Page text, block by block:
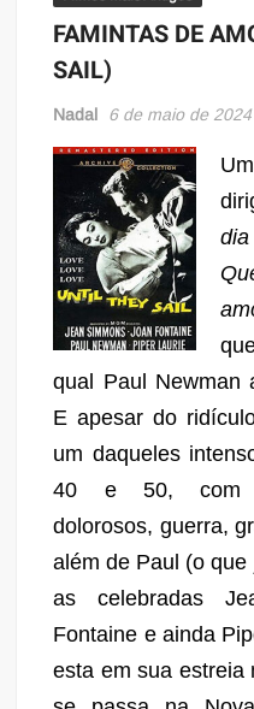
FAMINTAS DE
SAIL)
Nadal 6 de maio de 2024
qual Paul Newman
E apesar do
um daqueles
40 e 50, com
dolorosos, guerra,
além de Paul (o
as celebradas
Fontaine e ainda
esta em sua estreia